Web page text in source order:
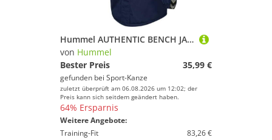
Hummel AUTHENTIC BENCH JACKE Winterjacke MARINE S
von Hummel
Bester Preis
35,99 €
gefunden bei Sport-Kanze
zuletzt überprüft am 06.08.2026 um 12:02; der
Preis kann sich seitdem geändert haben.
64% Ersparnis
Weitere Angebote:
Training-Fit
83,26 €